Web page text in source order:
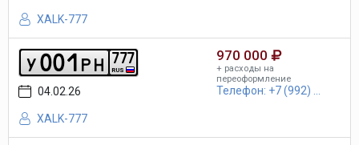
XALK-777
y001p h RUS
777
04.02.26
XALK-777
970 000
+ расходы на
переоформление
Телефон: +7 (992) ...